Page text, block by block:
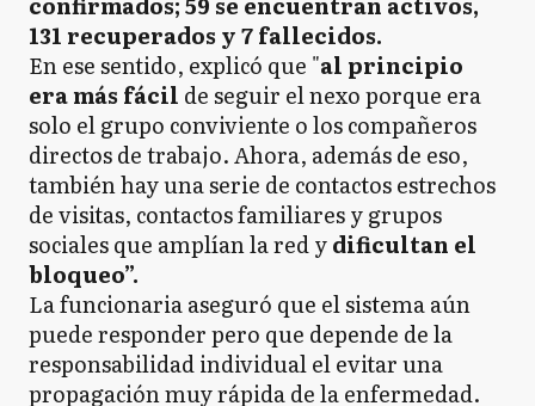
131 recuperados y 7 fallecidos.
En ese sentido, explicó que "al principio
era más fácil de seguir el nexo porque era
solo el grupo conviviente o los compañeros
directos de trabajo. Ahora, además de eso,
también hay una serie de contactos estrechos
de visitas, contactos familiares y grupos
sociales que amplían la red ydificultan el
bloqueo”.
La funcionaria aseguró que el sistema aún
puede responder pero que depende de la
responsabilidad individual el evitar una
propagación muy rápida de la enfermedad.